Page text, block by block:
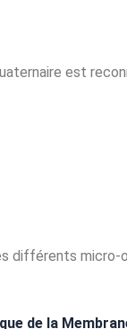
est
différents micro-
de la